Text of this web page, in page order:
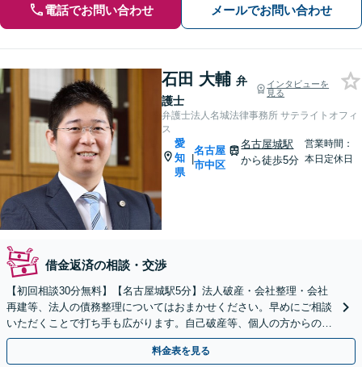
電話でお問い合わせ メールでお問い合わせ
石田 大輔 弁
護士
インタビューを
見る
弁護士法人名城法律事務所 サテライトオフィ
ス
愛
知
県
|
名古屋
市中区
名古屋城駅
から徒歩5分
営業時間：
本日定休日
借金返済の相談・交渉
【初回相談30分無料】【名古屋城駅5分】法人破産・会社整理・会社
再建等、法人の債務整理についてはおまかせください。早めにご相談
いただくことで打ち手も広がります。自己破産等、個人の方からの債
務整理のご相談も承っております。
料金表を見る